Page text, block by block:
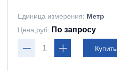
Единица измерения: Метр
Цена,руб.
По запросу
Купить